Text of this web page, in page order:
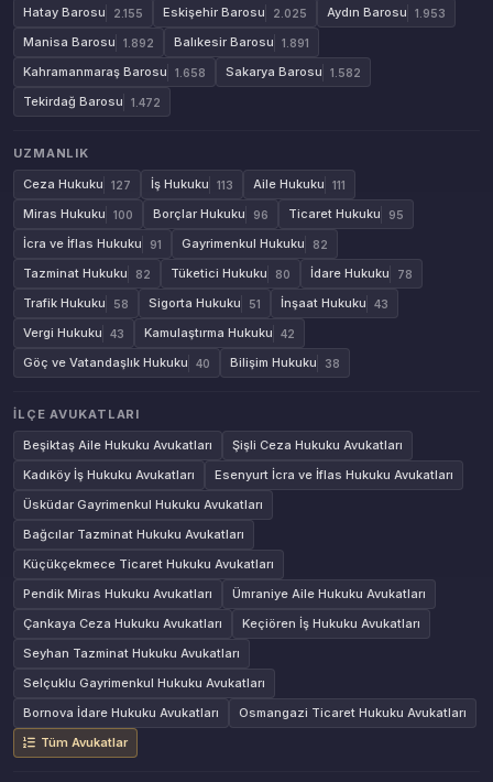
Hatay Barosu 2.155 Eskişehir Barosu 2.025 Aydın Barosu 1.953
Manisa Barosu 1.892 Balıkesir Barosu 1.891
Kahramanmaraş Barosu 1.658 Sakarya Barosu 1.582
Tekirdağ Barosu 1.472
UZMANLIK
Ceza Hukuku
127 İş Hukuku 113 Aile Hukuku 111
Miras Hukuku 100 Borçlar Hukuku 96 Ticaret Hukuku 95
İcra ve İflas Hukuku 91 Gayrimenkul Hukuku 82
Tazminat Hukuku 82 Tüketici Hukuku 80 İdare Hukuku 78
Trafik Hukuku 58 Sigorta Hukuku 51 İnşaat Hukuku 43
Vergi Hukuku 43 Kamulaştırma Hukuku 42
Göç ve Vatandaşlık Hukuku 40 Bilişim Hukuku 38
İLÇE AVUKATLARI
Beşiktaş Aile Hukuku Avukatları
Şişli Ceza Hukuku Avukatları
Kadıköy İş Hukuku Avukatları
Esenyurt İcra ve İflas Hukuku Avukatları
Üsküdar Gayrimenkul Hukuku Avukatları
Bağcılar Tazminat Hukuku Avukatları
Küçükçekmece Ticaret Hukuku Avukatları
Pendik Miras Hukuku Avukatları
Ümraniye Aile Hukuku Avukatları
Çankaya Ceza Hukuku Avukatları
Keçiören İş Hukuku Avukatları
Seyhan Tazminat Hukuku Avukatları
Selçuklu Gayrimenkul Hukuku Avukatları
Bornova İdare Hukuku Avukatları
Osmangazi Ticaret Hukuku Avukatları
Tüm Avukatlar